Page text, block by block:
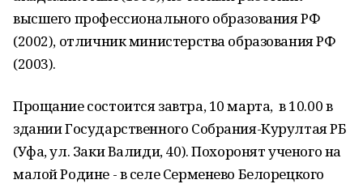
высшего профессионального образования РФ
(2002), отличник министерства образования РФ
(2003).
Прощание состоится завтра, 10 марта, в 10.00 в
здании Государственного Собрания-Курултая РБ
(Уфа, ул. Заки Валиди, 40). Похоронят ученого на
малой Родине - в селе Серменево Белорецкого